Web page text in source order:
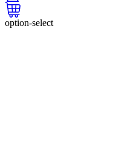
option-select